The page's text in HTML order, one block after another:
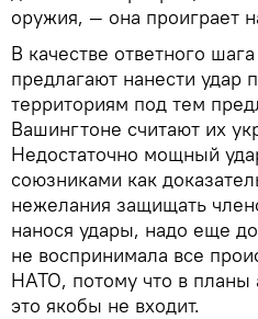
оружия, — она проиграет
В качестве ответного
предлагают нанести удар
территориям под тем
Вашингтоне считают их
Недостаточно мощный
союзниками как
нежелания защищать
нанося удары, надо еще
не воспринимала все
НАТО, потому что в планы
это якобы не входит.